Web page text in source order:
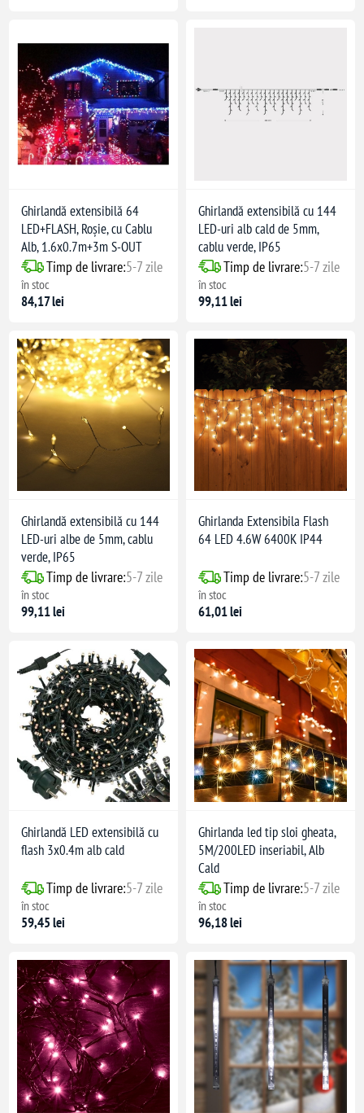
Ghirlandă extensibilă 64
LED+FLASH, Roșie, cu Cablu
Alb, 1.6x0.7m+3m S-OUT
Timp de livrare:5-7 zile
în stoc
84,17 lei
Ghirlandă extensibilă cu 144
LED-uri alb cald de 5mm,
cablu verde, IP65
Timp de livrare:5-7 zile
în stoc
99,11 lei
Ghirlandă extensibilă cu 144
LED-uri albe de 5mm, cablu
verde, IP65
Timp de livrare:5-7 zile
în stoc
99,11 lei
Ghirlanda Extensibila Flash
64 LED 4.6W 6400K IP44
Timp de livrare:5-7 zile
în stoc
61,01 lei
Ghirlandă LED extensibilă cu
flash 3x0.4m alb cald
Timp de livrare:5-7 zile
în stoc
59,45 lei
Ghirlanda led tip sloi gheata,
5M/200LED inseriabil, Alb
Cald
Timp de livrare:5-7 zile
în stoc
96,18 lei